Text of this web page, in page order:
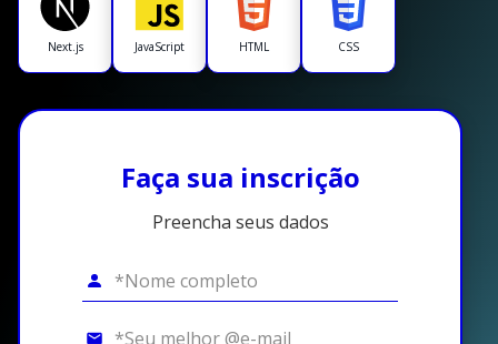
Next.js JavaScript HTML CSS
Faça sua inscrição
Preencha seus dados